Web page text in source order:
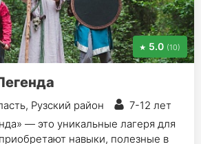
5.0 (10)
Рузский район
7-12 лет
— это уникальные лагеря для
навыки, полезные в